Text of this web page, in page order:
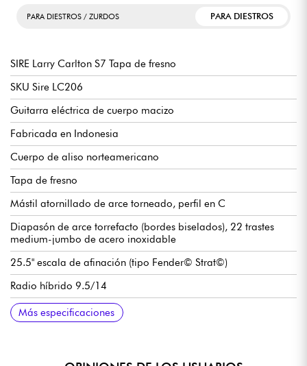
PARA DIESTROS / ZURDOS PARA DIESTROS
SIRE Larry Carlton S7 Tapa de fresno
SKU Sire LC206
Guitarra eléctrica de cuerpo macizo
Fabricada en Indonesia
Cuerpo de aliso norteamericano
Tapa de fresno
Mástil atornillado de arce torneado, perfil en C
Diapasón de arce torrefacto (bordes biselados), 22 trastes
medium-jumbo de acero inoxidable
25.5" escala de afinación (tipo Fender© Strat©)
Radio híbrido 9.5/14
Anchura de mástil a cejuela 42 mm
Juego de pastillas HSS Sire Super
Volumen
Control de tono
Selector de pastillas de 5 posiciones
Puente tradicional / vibrato Sire Modern Tremolo
Clavijas de afinación con bloqueo Sire Premium
Tuerca Graphtech Tusq
Acabado brillante
Más especificaciones